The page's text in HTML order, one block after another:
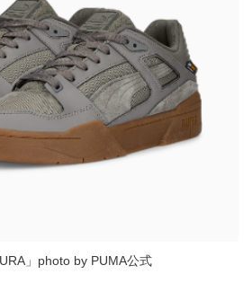
」photo by PUMA公式